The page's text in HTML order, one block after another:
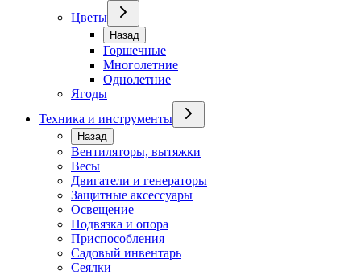
Цветы
Назад
Горшечные
Многолетние
Однолетние
Ягоды
Техника и инструменты
Назад
Вентиляторы, вытяжки
Весы
Двигатели и генераторы
Защитные аксессуары
Освещение
Подвязка и опора
Приспособления
Садовый инвентарь
Сеялки